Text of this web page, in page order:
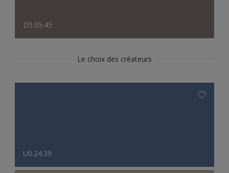
D5.05.45
Le choix des créateurs
U0.24.39